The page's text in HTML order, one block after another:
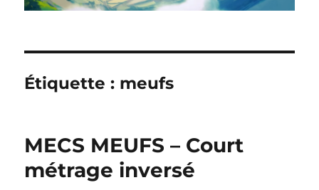
Étiquette : meufs
MECS MEUFS – Court
métrage inversé